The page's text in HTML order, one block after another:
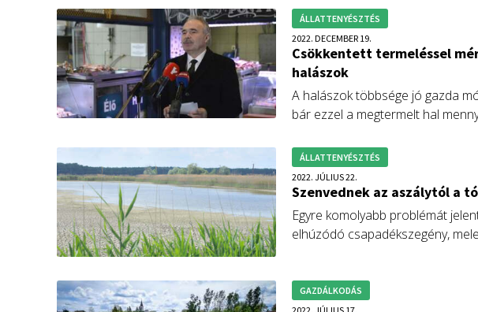
ÁLLATTENYÉSZTÉS
2022. DECEMBER 19.
Csökkentett termeléssel
halászok
A halászok többsége jó gazda
bár ezzel a megtermelt hal
karácsonyi ünnepekre – mondta
ÁLLATTENYÉSZTÉS
2022. JÚLIUS 22.
Szenvednek az aszálytól a
Egyre komolyabb problémát
elhúzódó csapadékszegény,
GAZDÁLKODÁS